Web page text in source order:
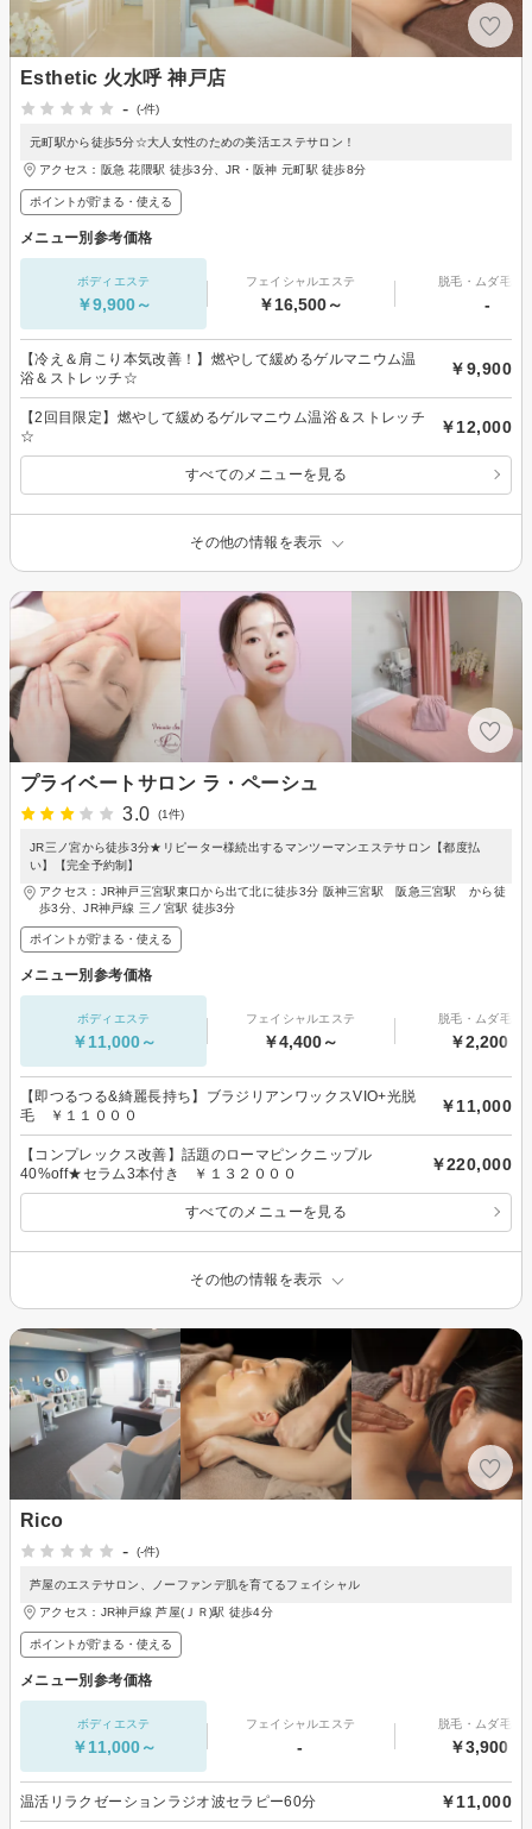
Esthetic 火水呼 神戸店
-
(-件)
元町駅から徒歩5分☆大人女性のための美活エステサロン！
アクセス：阪急 花隈駅 徒歩3分、JR・阪神 元町駅 徒歩8分
ポイントが貯まる・使える
メニュー別参考価格
ボディエステ
￥9,900～
フェイシャルエステ
￥16,500～
脱毛・ムダ毛処
-
【冷え＆肩こり本気改善！】燃やして緩めるゲルマニウム温
浴＆ストレッチ☆
￥9,900
【2回目限定】燃やして緩めるゲルマニウム温浴＆ストレッチ
☆
￥12,000
すべてのメニューを見る
その他の情報を表示
プライベートサロン ラ・ペーシュ
3.0
(1件)
JR三ノ宮から徒歩3分★リピーター様続出するマンツーマンエステサロン【都度払
い】【完全予約制】
アクセス：JR神戸三宮駅東口から出て北に徒歩3分 阪神三宮駅 阪急三宮駅 から徒
歩3分、JR神戸線 三ノ宮駅 徒歩3分
ポイントが貯まる・使える
メニュー別参考価格
ボディエステ
￥11,000～
フェイシャルエステ
￥4,400～
脱毛・ムダ毛処
￥2,200～
【即つるつる&綺麗長持ち】ブラジリアンワックスVIO+光脱
毛 ￥１１０００
￥11,000
【コンプレックス改善】話題のローマピンクニップル
40%off★セラム3本付き ￥１３２０００
￥220,000
すべてのメニューを見る
その他の情報を表示
Rico
-
(-件)
芦屋のエステサロン、ノーファンデ肌を育てるフェイシャル
アクセス：JR神戸線 芦屋(ＪＲ)駅 徒歩4分
ポイントが貯まる・使える
メニュー別参考価格
ボディエステ
￥11,000～
フェイシャルエステ
-
脱毛・ムダ毛処
￥3,900～
温活リラクゼーションラジオ波セラピー60分 ￥11,000